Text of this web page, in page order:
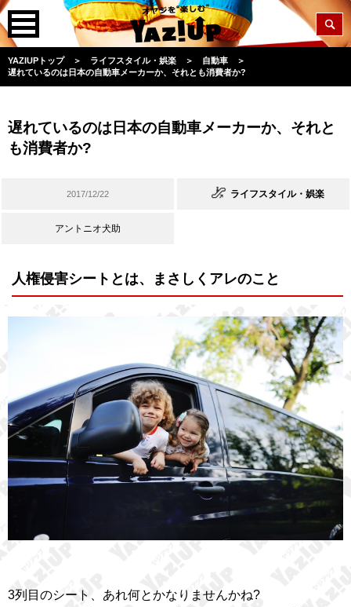
YAZIUPトップ ＞ ライフスタイル・娯楽 ＞ 自動車
＞
遅れているのは日本の自動車メーカーか、それとも消費者か?
遅れているのは日本の自動車メーカーか、それと
も消費者か?
2017/12/22 ライフスタイル・娯楽
アントニオ犬助
人権侵害シートとは、まさしくアレのこと
3列目のシート、あれ何とかなりませんかね?